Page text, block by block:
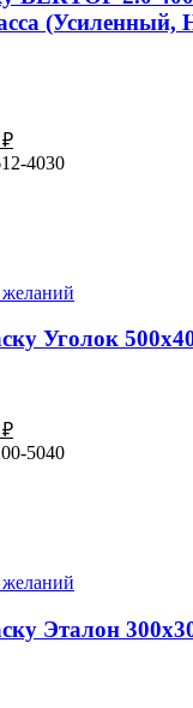
(Усиленный,
₽
4030
желаний
Уголок
₽
5040
желаний
Эталон